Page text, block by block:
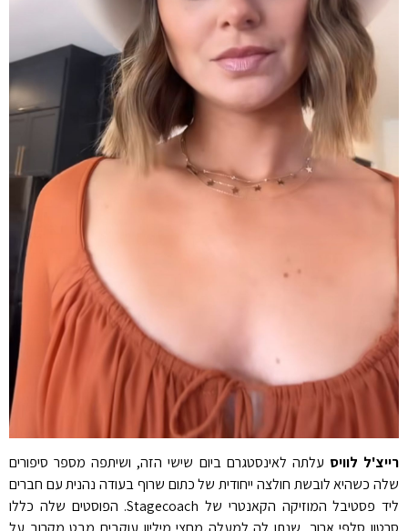
רייצ'ל לוויס עלתה לאינסטגרם ביום שישי הזה, ושיתפה מספר סיפורים
שלה כשהיא לובשת חולצה ייחודית של כתום שרוף בעודה נהנית עם חברים
ליד פסטיבל המוזיקה הקאנטרי של Stagecoach. הפוסטים שלה כללו